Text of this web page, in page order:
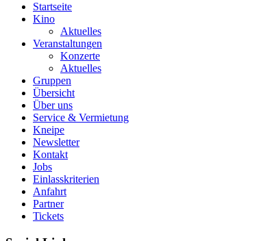
Startseite
Kino
Aktuelles
Veranstaltungen
Konzerte
Aktuelles
Gruppen
Übersicht
Über uns
Service & Vermietung
Kneipe
Newsletter
Kontakt
Jobs
Einlasskriterien
Anfahrt
Partner
Tickets